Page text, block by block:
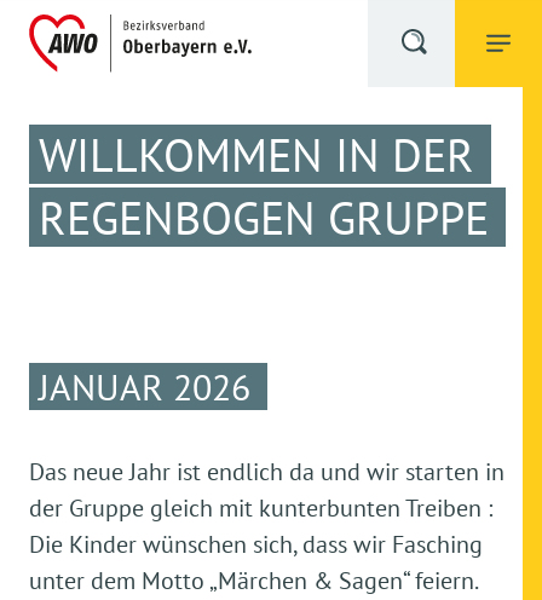
WILLKOMMEN IN DER
REGENBOGEN GRUPPE
JANUAR 2026
Das neue Jahr ist endlich da und wir starten in
der Gruppe gleich mit kunterbunten Treiben :
Die Kinder wünschen sich, dass wir Fasching
unter dem Motto „Märchen & Sagen“ feiern.